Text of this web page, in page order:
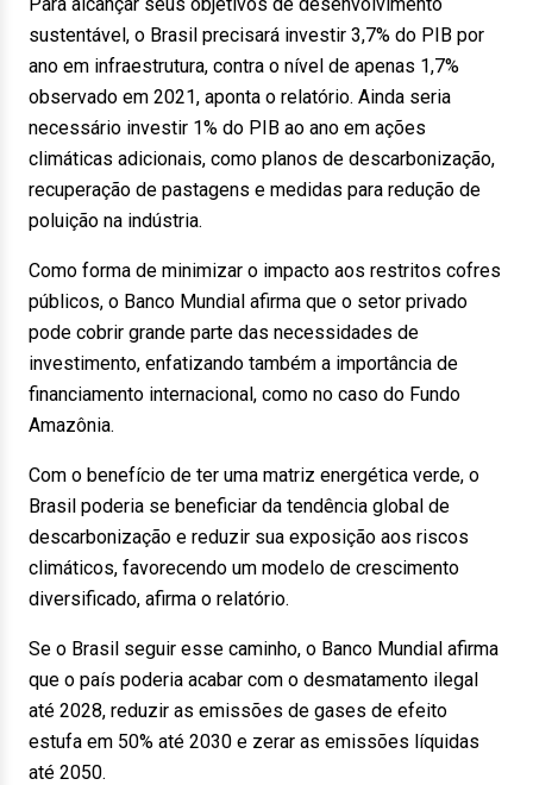
sustentável, o Brasil precisará investir 3,7% do PIB por
ano em infraestrutura, contra o nível de apenas 1,7%
observado em 2021, aponta o relatório. Ainda seria
necessário investir 1% do PIB ao ano em ações
climáticas adicionais, como planos de descarbonização,
recuperação de pastagens e medidas para redução de
poluição na indústria.
Como forma de minimizar o impacto aos restritos cofres
públicos, o Banco Mundial afirma que o setor privado
pode cobrir grande parte das necessidades de
investimento, enfatizando também a importância de
financiamento internacional, como no caso do Fundo
Amazônia.
Com o benefício de ter uma matriz energética verde, o
Brasil poderia se beneficiar da tendência global de
descarbonização e reduzir sua exposição aos riscos
climáticos, favorecendo um modelo de crescimento
diversificado, afirma o relatório.
Se o Brasil seguir esse caminho, o Banco Mundial afirma
que o país poderia acabar com o desmatamento ilegal
até 2028, reduzir as emissões de gases de efeito
estufa em 50% até 2030 e zerar as emissões líquidas
até 2050.